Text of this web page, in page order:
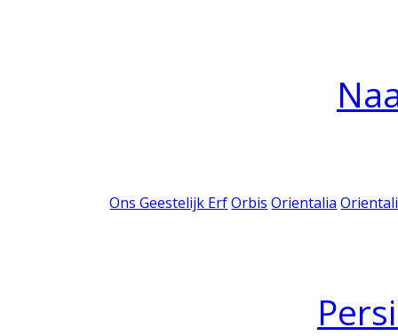
Ons Geestelijk Erf Orbis Orientalia